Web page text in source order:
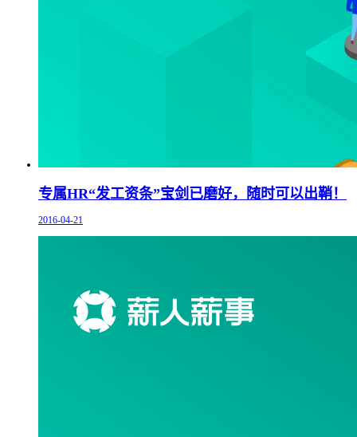
专属HR“发工资条”宝剑已磨好，随时可以出鞘！
2016-04-21